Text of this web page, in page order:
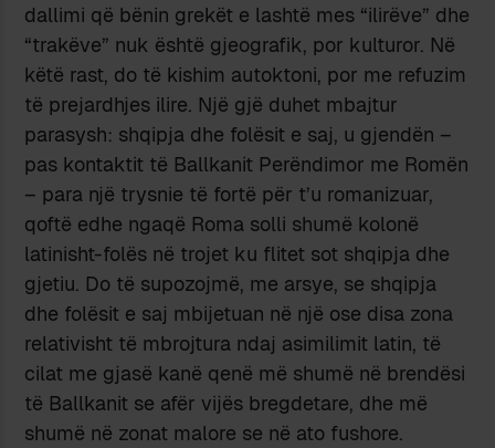
dallimi që bënin grekët e lashtë mes “ilirëve” dhe
“trakëve” nuk është gjeografik, por kulturor. Në
këtë rast, do të kishim autoktoni, por me refuzim
të prejardhjes ilire. Një gjë duhet mbajtur
parasysh: shqipja dhe folësit e saj, u gjendën –
pas kontaktit të Ballkanit Perëndimor me Romën
– para një trysnie të fortë për t’u romanizuar,
qoftë edhe ngaqë Roma solli shumë kolonë
latinisht-folës në trojet ku flitet sot shqipja dhe
gjetiu. Do të supozojmë, me arsye, se shqipja
dhe folësit e saj mbijetuan në një ose disa zona
relativisht të mbrojtura ndaj asimilimit latin, të
cilat me gjasë kanë qenë më shumë në brendësi
të Ballkanit se afër vijës bregdetare, dhe më
shumë në zonat malore se në ato fushore.